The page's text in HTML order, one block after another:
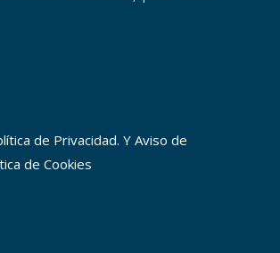
de Privacidad. Y Aviso de
de Cookies